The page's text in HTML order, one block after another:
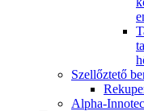
Szellőztető
Alpha-Innotec